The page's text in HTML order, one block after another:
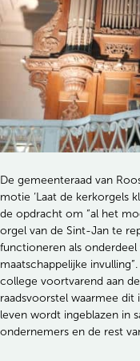
De gemeenteraad van
motie ‘Laat de kerkorgels
de opdracht om “al het
orgel van de Sint-Jan te
functioneren als
maatschappelijke
college voortvarend aan
raadsvoorstel waarmee
leven wordt ingeblazen in
ondernemers en de rest